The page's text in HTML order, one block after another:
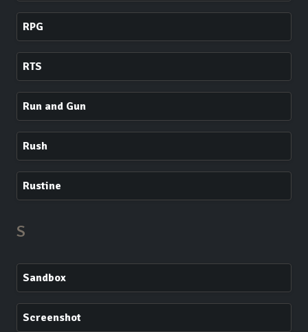
RPG
RTS
Run and Gun
Rush
Rustine
S
Sandbox
Screenshot